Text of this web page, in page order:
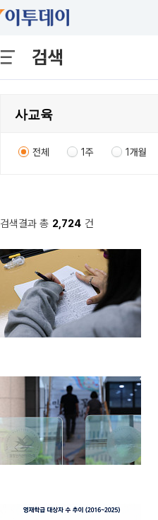
검색
전체 1주 1개월
검색결과 총 2,724 건